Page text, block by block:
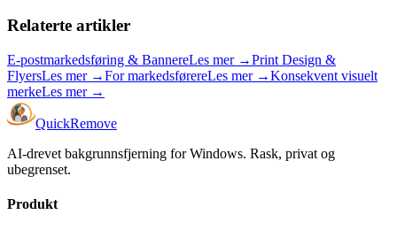
Relaterte artikler
E-postmarkedsføring & BannereLes mer→Print Design &
FlyersLes mer→For markedsførereLes mer→Konsekvent visuelt
merkeLes mer→
QuickRemove
AI-drevet bakgrunnsfjerning for Windows. Rask, privat og
ubegrenset.
Produkt